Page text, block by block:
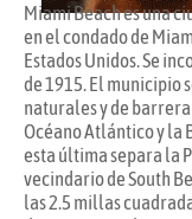
Miami Beach es una
en el condado de
Estados Unidos. Se
de 1915. El municipio
naturales y de
Océano Atlántico y la
esta última separa la
vecindario de South
las 2.5 millas